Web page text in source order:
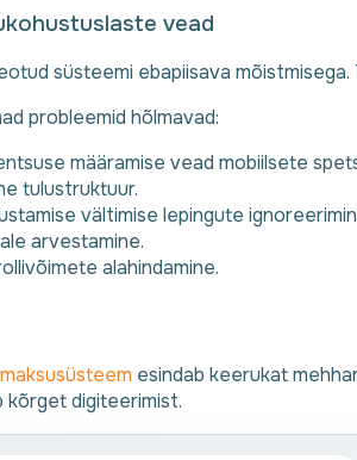
vead
süsteemi ebapiisava
probleemid hõlmavad:
määramise vead mobiilsete
tulustruktuur.
vältimise lepingute
arvestamine.
alahindamine.
esindab keerukat
kõrget digiteerimist.